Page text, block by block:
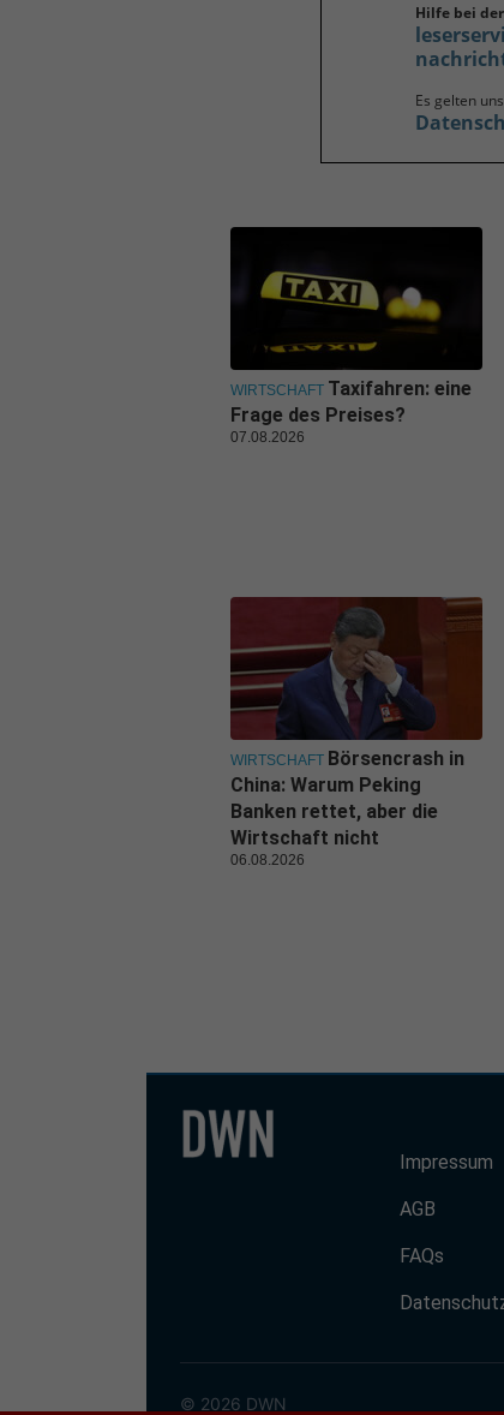
Hilfe bei
Es gelten
WIRTSCHAFT Taxifahren: eine
Frage des Preises?
07.08.2026
WIRTSCHAFT Börsencrash in
China: Warum Peking
Banken rettet, aber die
Wirtschaft nicht
06.08.2026
Impressum
AGB
FAQs
© 2026 DWN